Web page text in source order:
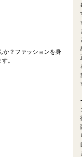
か？ファッションを身
。